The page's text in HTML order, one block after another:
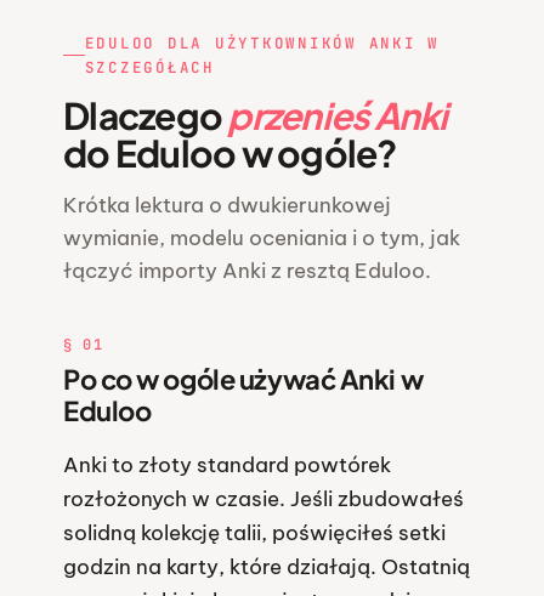
EDULOO DLA UŻYTKOWNIKÓW ANKI W
SZCZEGÓŁACH
Dlaczegoprzenieś Anki
do Eduloo w ogóle?
Krótka lektura o dwukierunkowej
wymianie, modelu oceniania i o tym, jak
łączyć importy Anki z resztą Eduloo.
§ 01
Po co w ogóle używać Anki w
Eduloo
Anki to złoty standard powtórek
rozłożonych w czasie. Jeśli zbudowałeś
solidną kolekcję talii, poświęciłeś setki
godzin na karty, które działają. Ostatnią